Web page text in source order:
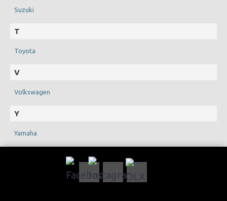
Suzuki
T
Toyota
V
Volkswagen
Y
Yamaha